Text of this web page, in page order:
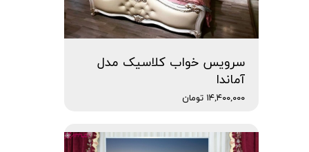
سرویس خواب کلاسیک مدل
آماندا
۱۴,۴۰۰,۰۰۰ تومان